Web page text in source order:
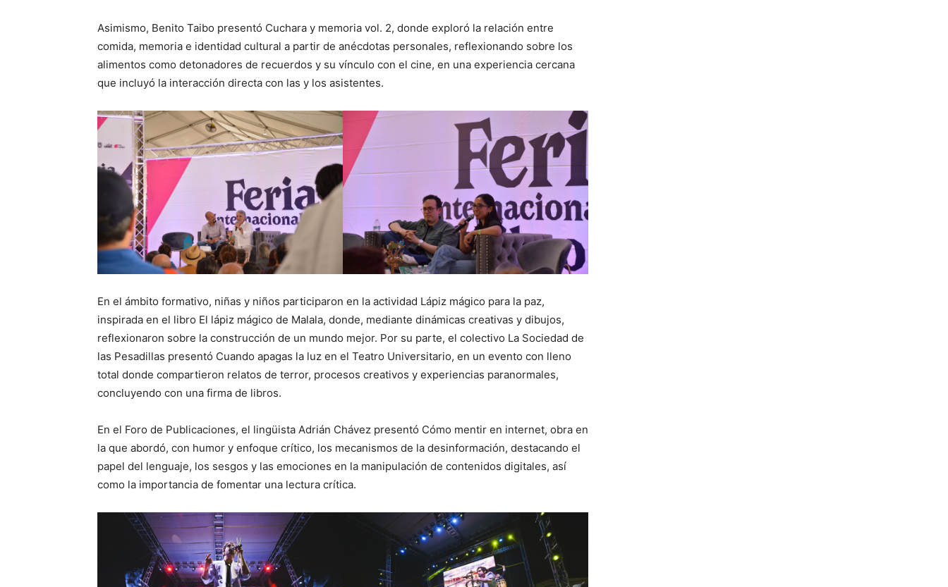
Asimismo, Benito Taibo presentó Cuchara y memoria vol. 2, donde exploró la relación entre
comida, memoria e identidad cultural a partir de anécdotas personales, reflexionando sobre los
alimentos como detonadores de recuerdos y su vínculo con el cine, en una experiencia cercana
que incluyó la interacción directa con las y los asistentes.
En el ámbito formativo, niñas y niños participaron en la actividad Lápiz mágico para la paz,
inspirada en el libro El lápiz mágico de Malala, donde, mediante dinámicas creativas y dibujos,
reflexionaron sobre la construcción de un mundo mejor. Por su parte, el colectivo La Sociedad de
las Pesadillas presentó Cuando apagas la luz en el Teatro Universitario, en un evento con lleno
total donde compartieron relatos de terror, procesos creativos y experiencias paranormales,
concluyendo con una firma de libros.
En el Foro de Publicaciones, el lingüista Adrián Chávez presentó Cómo mentir en internet, obra en
la que abordó, con humor y enfoque crítico, los mecanismos de la desinformación, destacando el
papel del lenguaje, los sesgos y las emociones en la manipulación de contenidos digitales, así
como la importancia de fomentar una lectura crítica.